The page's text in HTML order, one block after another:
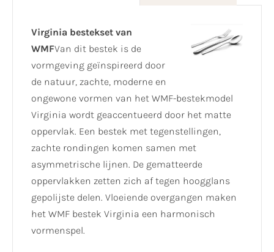
Virginia bestekset van
WMFVan dit bestek is de
vormgeving geïnspireerd door
de natuur, zachte, moderne en
ongewone vormen van het WMF-bestekmodel
Virginia wordt geaccentueerd door het matte
oppervlak. Een bestek met tegenstellingen,
zachte rondingen komen samen met
asymmetrische lijnen. De gematteerde
oppervlakken zetten zich af tegen hoogglans
gepolijste delen. Vloeiende overgangen maken
het WMF bestek Virginia een harmonisch
vormenspel.